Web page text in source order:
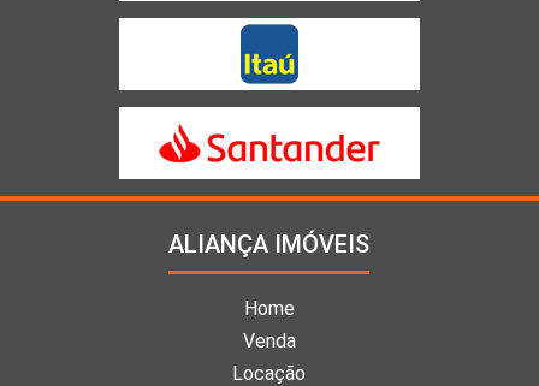
ALIANÇA IMÓVEIS
Home
Venda
Locação